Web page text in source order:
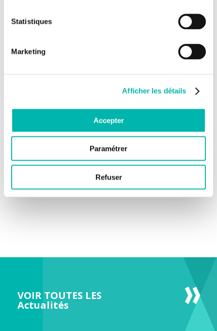
Statistiques
Marketing
Afficher les détails
Accepter
Paramétrer
Refuser
VOIR TOUTES LES
Actualités